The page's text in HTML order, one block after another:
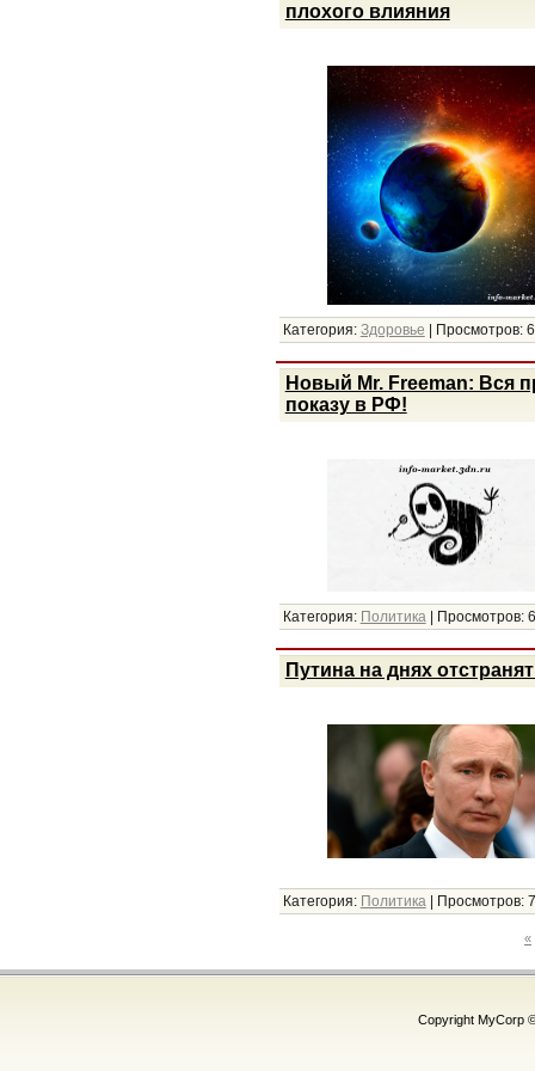
плохого влияния
Категория: Здоровье | Просмотров:
Новый Mr. Freeman: Вся
показу в РФ!
Категория: Политика| Просмотров:
Путина на днях
Категория: Политика | Просмотров:
«
Copyright MyCorp